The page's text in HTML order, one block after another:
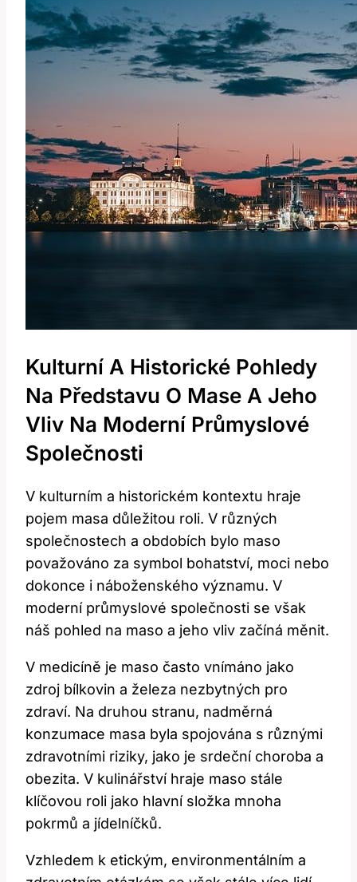
Kulturní A Historické Pohledy
Na Představu O Mase A Jeho
Vliv Na Moderní Průmyslové
Společnosti
V kulturním a historickém kontextu hraje
pojem masa důležitou roli. V různých
společnostech a obdobích bylo maso
považováno za symbol bohatství, moci nebo
dokonce i náboženského významu. V
moderní průmyslové společnosti se však
náš pohled na maso a jeho vliv začíná měnit.
V medicíně je maso často vnímáno jako
zdroj bílkovin a železa nezbytných pro
zdraví. Na druhou stranu, nadměrná
konzumace masa byla spojována s různými
zdravotními riziky, jako je srdeční choroba a
obezita. V kulinářství hraje maso stále
klíčovou roli jako hlavní složka mnoha
pokrmů a jídelníčků.
Vzhledem k etickým, environmentálním a